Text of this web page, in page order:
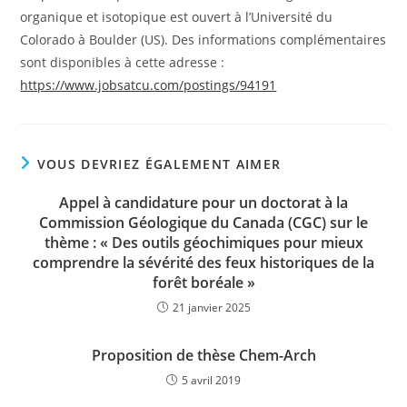
organique et isotopique est ouvert à l’Université du
Colorado à Boulder (US). Des informations complémentaires
sont disponibles à cette adresse :
https://www.jobsatcu.com/postings/94191
VOUS DEVRIEZ ÉGALEMENT AIMER
Appel à candidature pour un doctorat à la
Commission Géologique du Canada (CGC) sur le
thème : « Des outils géochimiques pour mieux
comprendre la sévérité des feux historiques de la
forêt boréale »
21 janvier 2025
Proposition de thèse Chem-Arch
5 avril 2019